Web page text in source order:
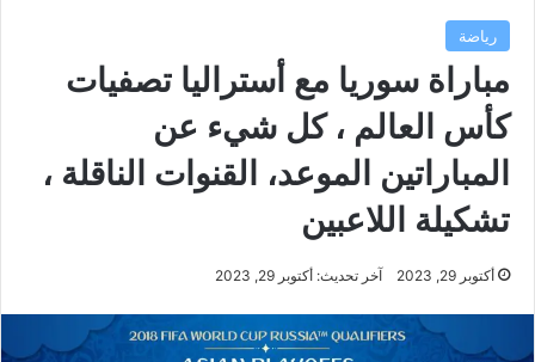
رياضة
مباراة سوريا مع أستراليا تصفيات
كأس العالم ، كل شيء عن
المباراتين الموعد، القنوات الناقلة ،
تشكيلة اللاعبين
أكتوبر 29, 2023 آخر تحديث: أكتوبر 29, 2023